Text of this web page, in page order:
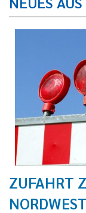
ZUFAHRT
NORDWEST